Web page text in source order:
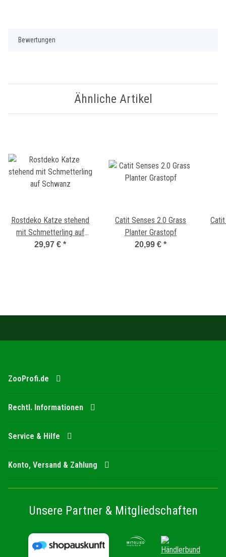
Bewertungen
Ähnliche Artikel
Rostdeko Katze stehend
mit Schmetterling auf
Schwanz
29,97 € *
Catit Senses 2.0 Grass
Planter Grastopf
20,99 € *
ZooProfi.de
Rechtl. Informationen
Service & Hilfe
Konto, Versand & Zahlung
Unsere Partner & Mitgliedschaften